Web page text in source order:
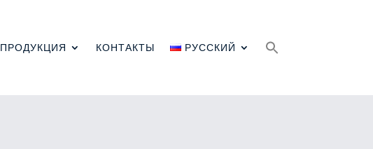
ПРОДУКЦИЯ КОНТАКТЫ РУССКИЙ